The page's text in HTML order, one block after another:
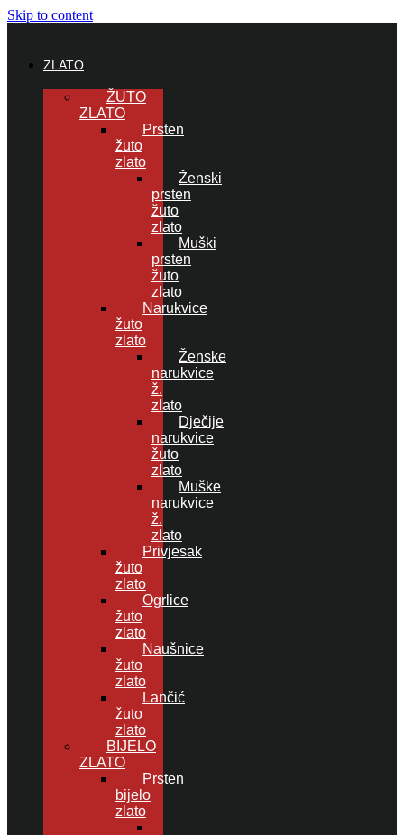
Skip to content
ZLATO
ŽUTO
ZLATO
Prsten
žuto
zlato
Ženski
prsten
žuto
zlato
Muški
prsten
žuto
zlato
Narukvice
žuto
zlato
Ženske
narukvice
ž.
zlato
Dječije
narukvice
žuto
zlato
Muške
narukvice
ž.
zlato
Privjesak
žuto
zlato
Ogrlice
žuto
zlato
Naušnice
žuto
zlato
Lančić
žuto
zlato
BIJELO
ZLATO
Prsten
bijelo
zlato